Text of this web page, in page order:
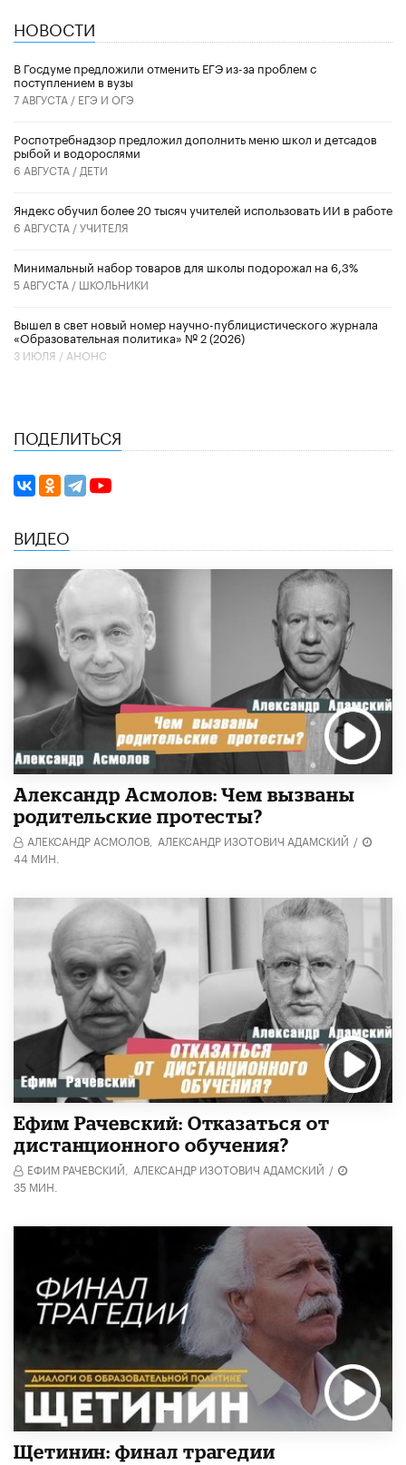
НОВОСТИ
В Госдуме предложили отменить ЕГЭ из-за проблем с
поступлением в вузы
7 АВГУСТА / ЕГЭ И ОГЭ
Роспотребнадзор предложил дополнить меню школ и детсадов
рыбой и водорослями
6 АВГУСТА / ДЕТИ
​Яндекс обучил более 20 тысяч учителей использовать ИИ в работе
6 АВГУСТА /УЧИТЕЛЯ
Минимальный набор товаров для школы подорожал на 6,3%
5 АВГУСТА / ШКОЛЬНИКИ
Вышел в свет новый номер научно-публицистического журнала
«Образовательная политика» № 2 (2026)
3 ИЮЛЯ / АНОНС
ПОДЕЛИТЬСЯ
ВИДЕО
Александр Асмолов: Чем вызваны
родительские протесты?
АЛЕКСАНДР АСМОЛОВ, АЛЕКСАНДР ИЗОТОВИЧ АДАМСКИЙ /
44 МИН.
Ефим Рачевский: Отказаться от
дистанционного обучения?
ЕФИМ РАЧЕВСКИЙ, АЛЕКСАНДР ИЗОТОВИЧ АДАМСКИЙ /
35 МИН.
Щетинин: финал трагедии